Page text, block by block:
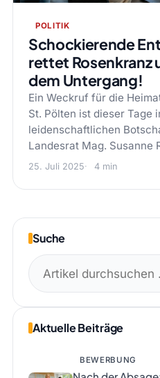
POLITIK
Schockierende
rettet Rosenkranz
dem Untergang!
Ein Weckruf für die
St. Pölten ist dieser Tage
leidenschaftlichen
Landesrat Mag. Susanne
25. Juli 2025 4 min
Suche
Suchen
nach:
Aktuelle Beiträge
BEWERBUNG